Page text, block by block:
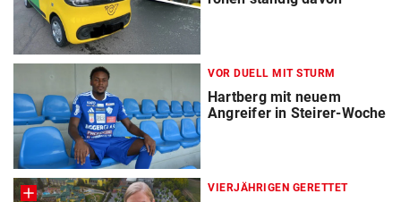
VOR DUELL MIT STURM
Hartberg mit neuem
Angreifer in Steirer-Woche
VIERJÄHRIGEN GERETTET